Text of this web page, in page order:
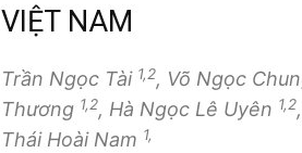
VIỆT NAM
Trần Ngọc Tài 1,2, Võ Ngọc
Thương 1,2, Hà Ngọc Lê Uyên 1,2
Thái Hoài Nam 1,